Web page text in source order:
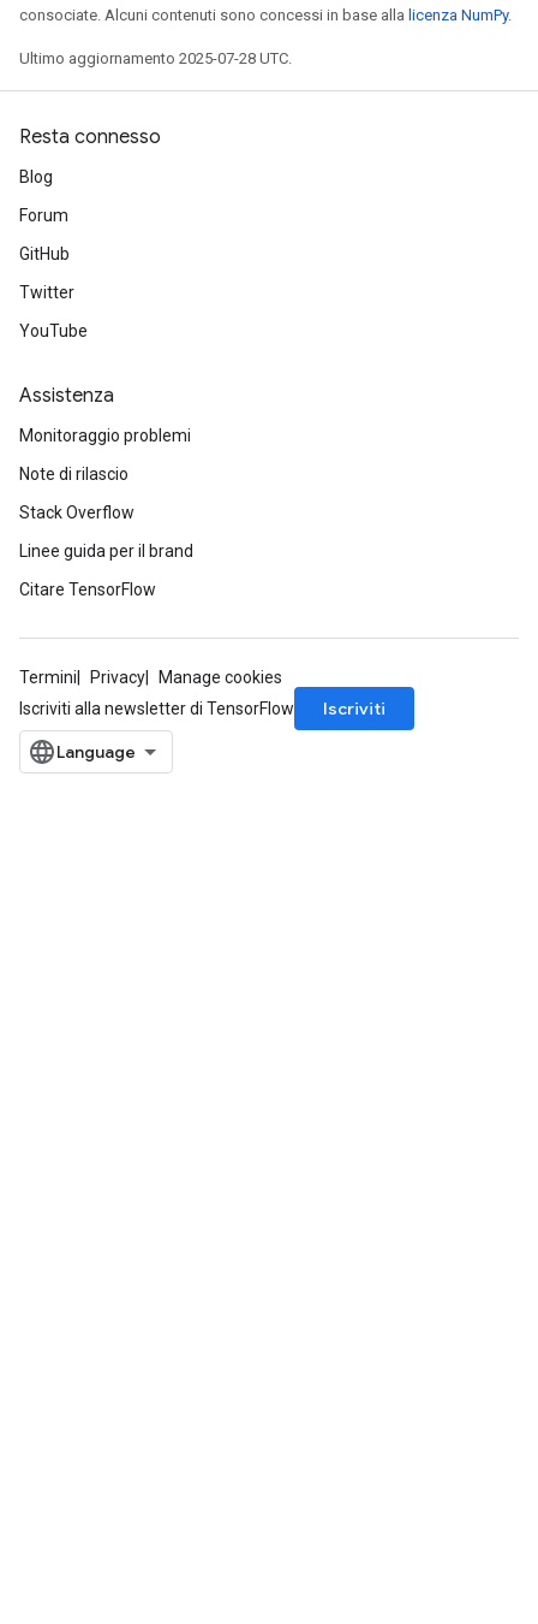
consociate. Alcuni contenuti sono concessi in base alla licenza NumPy.
Ultimo aggiornamento 2025-07-28 UTC.
Resta connesso
Blog
Forum
GitHub
Twitter
YouTube
Assistenza
Monitoraggio problemi
Note di rilascio
Stack Overflow
Linee guida per il brand
Citare TensorFlow
Termini Privacy
Manage cookies
Iscriviti alla newsletter di TensorFlow
Iscriviti